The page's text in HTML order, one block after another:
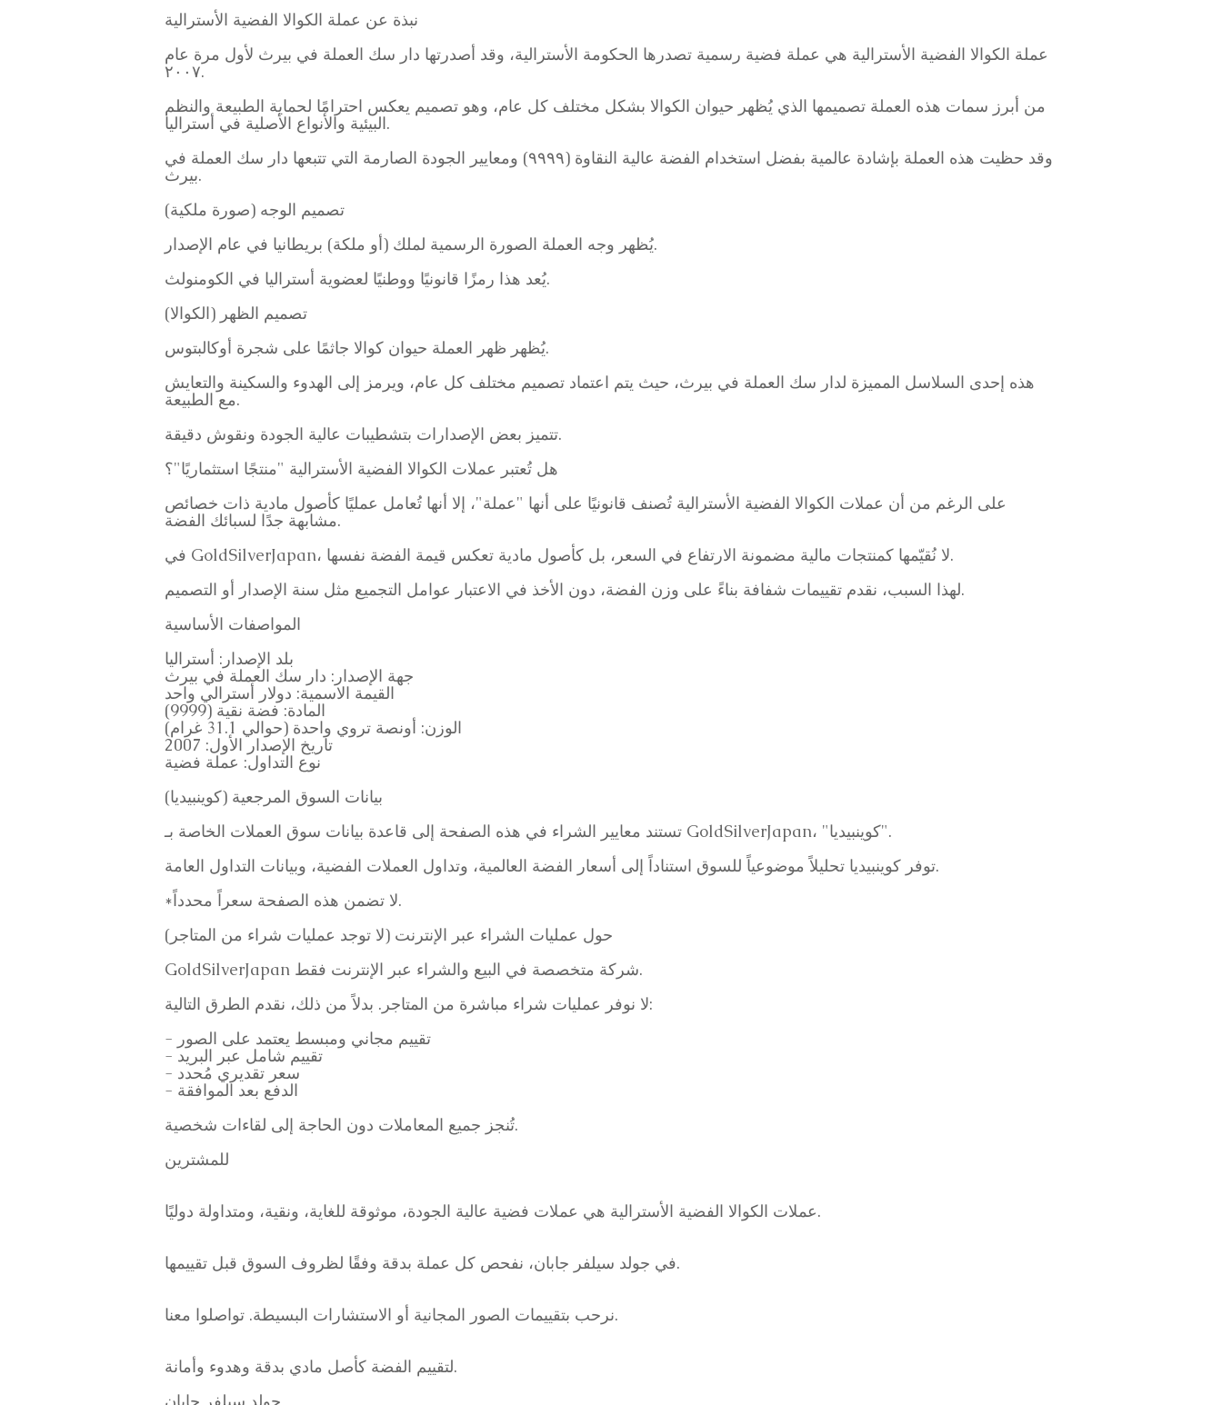
نبذة عن عملة الكوالا الفضية الأسترالية
عملة الكوالا الفضية الأسترالية هي عملة فضية رسمية تصدرها الحكومة الأسترالية، وقد أصدرتها دار سك العملة في بيرث لأول مرة عام
٢٠٠٧.
من أبرز سمات هذه العملة تصميمها الذي يُظهر حيوان الكوالا بشكل مختلف كل عام، وهو تصميم يعكس احترامًا لحماية الطبيعة والنظم
البيئية والأنواع الأصلية في أستراليا.
وقد حظيت هذه العملة بإشادة عالمية بفضل استخدام الفضة عالية النقاوة (٩٩٩٩) ومعايير الجودة الصارمة التي تتبعها دار سك العملة في
بيرث.
تصميم الوجه (صورة ملكية)
يُظهر وجه العملة الصورة الرسمية لملك (أو ملكة) بريطانيا في عام الإصدار.
يُعد هذا رمزًا قانونيًا ووطنيًا لعضوية أستراليا في الكومنولث.
تصميم الظهر (الكوالا)
يُظهر ظهر العملة حيوان كوالا جاثمًا على شجرة أوكالبتوس.
هذه إحدى السلاسل المميزة لدار سك العملة في بيرث، حيث يتم اعتماد تصميم مختلف كل عام، ويرمز إلى الهدوء والسكينة والتعايش
مع الطبيعة.
تتميز بعض الإصدارات بتشطيبات عالية الجودة ونقوش دقيقة.
هل تُعتبر عملات الكوالا الفضية الأسترالية "منتجًا استثماريًا"؟
على الرغم من أن عملات الكوالا الفضية الأسترالية تُصنف قانونيًا على أنها "عملة"، إلا أنها تُعامل عمليًا كأصول مادية ذات خصائص
مشابهة جدًا لسبائك الفضة.
في GoldSilverJapan، لا نُقيّمها كمنتجات مالية مضمونة الارتفاع في السعر، بل كأصول مادية تعكس قيمة الفضة نفسها.
لهذا السبب، نقدم تقييمات شفافة بناءً على وزن الفضة، دون الأخذ في الاعتبار عوامل التجميع مثل سنة الإصدار أو التصميم.
المواصفات الأساسية
بلد الإصدار: أستراليا
جهة الإصدار: دار سك العملة في بيرث
القيمة الاسمية: دولار أسترالي واحد
المادة: فضة نقية (9999)
الوزن: أونصة تروي واحدة (حوالي 31.1 غرام)
تاريخ الإصدار الأول: 2007
نوع التداول: عملة فضية
بيانات السوق المرجعية (كوينبيديا)
تستند معايير الشراء في هذه الصفحة إلى قاعدة بيانات سوق العملات الخاصة بـ GoldSilverJapan، "كوينبيديا".
توفر كوينبيديا تحليلاً موضوعياً للسوق استناداً إلى أسعار الفضة العالمية، وتداول العملات الفضية، وبيانات التداول العامة.
*لا تضمن هذه الصفحة سعراً محدداً.
حول عمليات الشراء عبر الإنترنت (لا توجد عمليات شراء من المتاجر)
GoldSilverJapan شركة متخصصة في البيع والشراء عبر الإنترنت فقط.
لا نوفر عمليات شراء مباشرة من المتاجر. بدلاً من ذلك، نقدم الطرق التالية:
- تقييم مجاني ومبسط يعتمد على الصور
- تقييم شامل عبر البريد
- سعر تقديري مُحدد
- الدفع بعد الموافقة
تُنجز جميع المعاملات دون الحاجة إلى لقاءات شخصية.
للمشترين
عملات الكوالا الفضية الأسترالية هي عملات فضية عالية الجودة، موثوقة للغاية، ونقية، ومتداولة دوليًا.
في جولد سيلفر جابان، نفحص كل عملة بدقة وفقًا لظروف السوق قبل تقييمها.
نرحب بتقييمات الصور المجانية أو الاستشارات البسيطة. تواصلوا معنا.
لتقييم الفضة كأصل مادي بدقة وهدوء وأمانة.
جولد سيلفر جابان